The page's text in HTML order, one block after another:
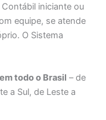
iniciante ou
equipe, se atende
O Sistema
todo o Brasil – de
a Sul, de Leste a